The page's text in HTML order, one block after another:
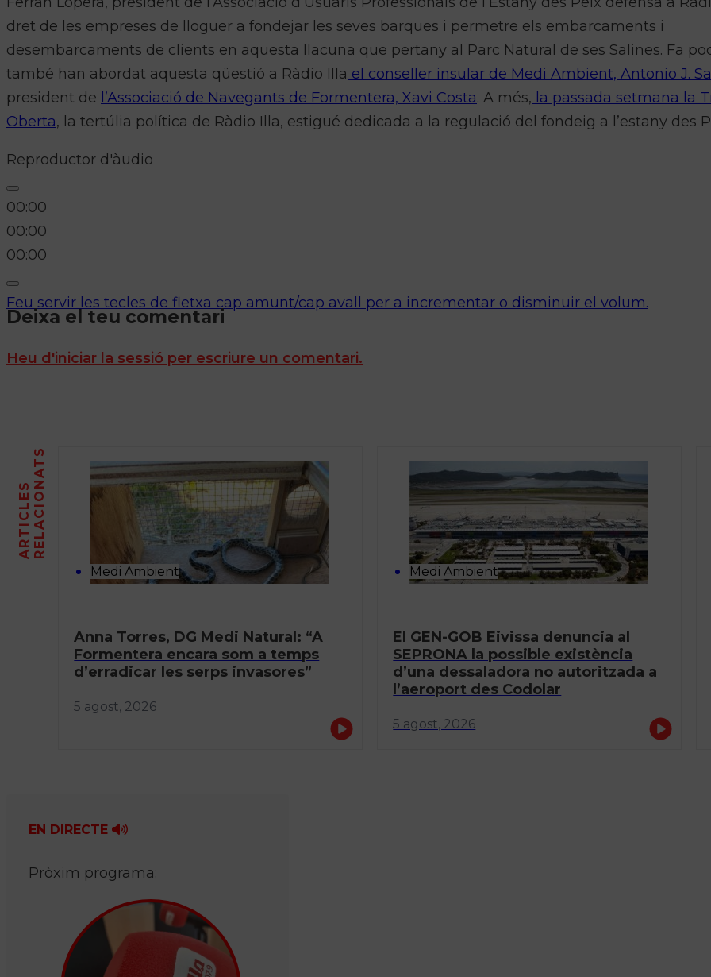
dret de les empreses de lloguer a fondejar les seves barques i permetre els embarcaments i
desembarcaments de clients en aquesta llacuna que pertany al Parc Natural de ses Salines. Fa
també han abordat aquesta qüestió a Ràdio Illa el conseller insular de Medi Ambient, Antonio J.
president de l’Associació de Navegants de Formentera, Xavi Costa. A més, la passada setmana la
Oberta, la tertúlia política de Ràdio Illa, estigué dedicada a la regulació del fondeig a l’estany des
Reproductor d'àudio
00:00
00:00
00:00
Feu servir les tecles de fletxa cap amunt/cap avall per a incrementar o disminuir el volum.
Deixa el teu comentari
Heu d'iniciar la sessió per escriure un comentari.
A
R
T
I
C
L
E
S
R
E
L
A
C
I
O
N
A
TS
Medi Ambient
Anna Torres, DG Medi Natural: “A
Formentera encara som a temps
d’erradicar les serps invasores”
5 agost, 2026
Medi Ambient
El GEN-GOB Eivissa denuncia al
SEPRONA la possible existència
d’una dessaladora no autoritzada a
l’aeroport des Codolar
5 agost, 2026
EN DIRECTE
Pròxim programa: